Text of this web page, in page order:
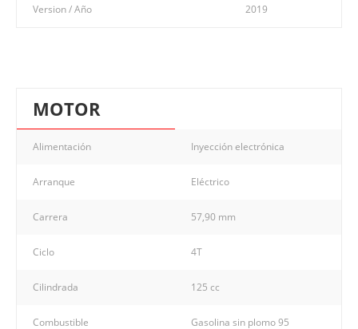
Version / Año 2019
MOTOR
Alimentación Inyección electrónica
Arranque Eléctrico
Carrera 57,90 mm
Ciclo 4T
Cilindrada 125 cc
Combustible Gasolina sin plomo 95